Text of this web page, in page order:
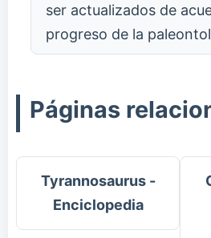
ser actualizados de
progreso de la
Páginas
Tyrannosaurus -
Enciclopedia